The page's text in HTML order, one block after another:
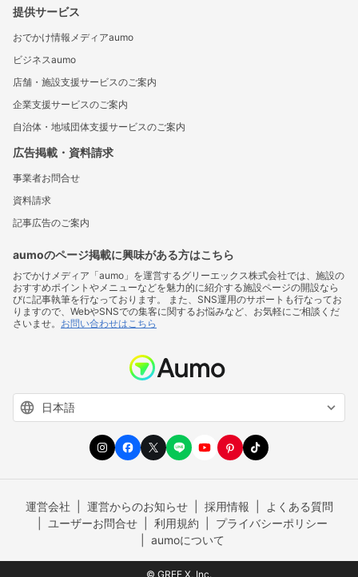
提供サービス
おでかけ情報メディアaumo
ビジネスaumo
店舗・施設支援サービスのご案内
企業支援サービスのご案内
自治体・地域団体支援サービスのご案内
広告掲載・資料請求
事業者お問合せ
資料請求
記事広告のご案内
aumoのページ掲載に興味がある方はこちら
おでかけメディア「aumo」を運営するグリーエックス株式会社では、施設の
おすすめポイントやメニューなどを魅力的に紹介する施設ページの開設なら
びに記事執筆を行なっております。 また、SNS運用のサポートも行なってお
りますので、WebやSNSでの集客に関するお悩みなど、お気軽にご相談くだ
さいませ。 お問い合わせはこちら
運営会社 運営からのお知らせ 採用情報
よくある質問
ユーザーお問合せ
利用規約
プライバシーポリシー
aumoについて
© GREE X, Inc.